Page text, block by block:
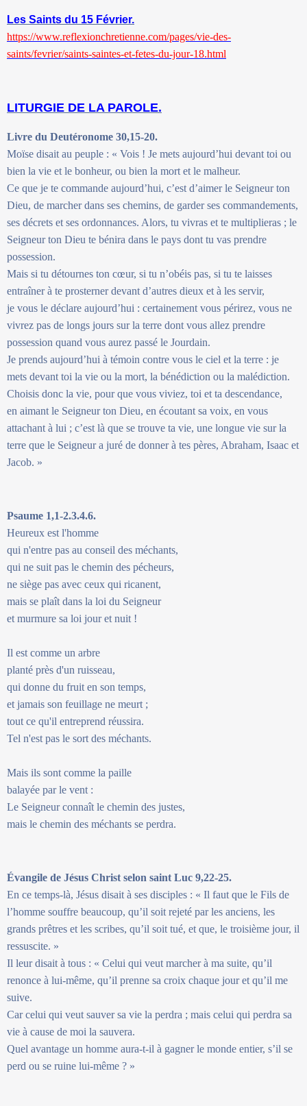
Les Saints du 15 Février.
https://www.reflexionchretienne.com/pages/vie-des-
saints/fevrier/saints-saintes-et-fetes-du-jour-18.html
LITURGIE DE LA PAROLE.
Livre du Deutéronome 30,15-20.
Moïse disait au peuple : « Vois ! Je mets aujourd’hui devant toi ou
bien la vie et le bonheur, ou bien la mort et le malheur.
Ce que je te commande aujourd’hui, c’est d’aimer le Seigneur ton
Dieu, de marcher dans ses chemins, de garder ses commandements,
ses décrets et ses ordonnances. Alors, tu vivras et te multiplieras ; le
Seigneur ton Dieu te bénira dans le pays dont tu vas prendre
possession.
Mais si tu détournes ton cœur, si tu n’obéis pas, si tu te laisses
entraîner à te prosterner devant d’autres dieux et à les servir,
je vous le déclare aujourd’hui : certainement vous périrez, vous ne
vivrez pas de longs jours sur la terre dont vous allez prendre
possession quand vous aurez passé le Jourdain.
Je prends aujourd’hui à témoin contre vous le ciel et la terre : je
mets devant toi la vie ou la mort, la bénédiction ou la malédiction.
Choisis donc la vie, pour que vous viviez, toi et ta descendance,
en aimant le Seigneur ton Dieu, en écoutant sa voix, en vous
attachant à lui ; c’est là que se trouve ta vie, une longue vie sur la
terre que le Seigneur a juré de donner à tes pères, Abraham, Isaac et
Jacob. »
Psaume 1,1-2.3.4.6.
Heureux est l'homme
qui n'entre pas au conseil des méchants,
qui ne suit pas le chemin des pécheurs,
ne siège pas avec ceux qui ricanent,
mais se plaît dans la loi du Seigneur
et murmure sa loi jour et nuit !
Il est comme un arbre
planté près d'un ruisseau,
qui donne du fruit en son temps,
et jamais son feuillage ne meurt ;
tout ce qu'il entreprend réussira.
Tel n'est pas le sort des méchants.
Mais ils sont comme la paille
balayée par le vent :
Le Seigneur connaît le chemin des justes,
mais le chemin des méchants se perdra.
Évangile de Jésus Christ selon saint Luc 9,22-25.
En ce temps-là, Jésus disait à ses disciples : « Il faut que le Fils de
l’homme souffre beaucoup, qu’il soit rejeté par les anciens, les
grands prêtres et les scribes, qu’il soit tué, et que, le troisième jour, il
ressuscite. »
Il leur disait à tous : « Celui qui veut marcher à ma suite, qu’il
renonce à lui-même, qu’il prenne sa croix chaque jour et qu’il me
suive.
Car celui qui veut sauver sa vie la perdra ; mais celui qui perdra sa
vie à cause de moi la sauvera.
Quel avantage un homme aura-t-il à gagner le monde entier, s’il se
perd ou se ruine lui-même ? »